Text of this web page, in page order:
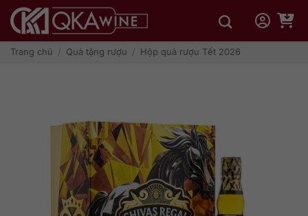
qua
dungTrang chủ / Quà tặng rượu / Hộp quà rượu Tết 2026